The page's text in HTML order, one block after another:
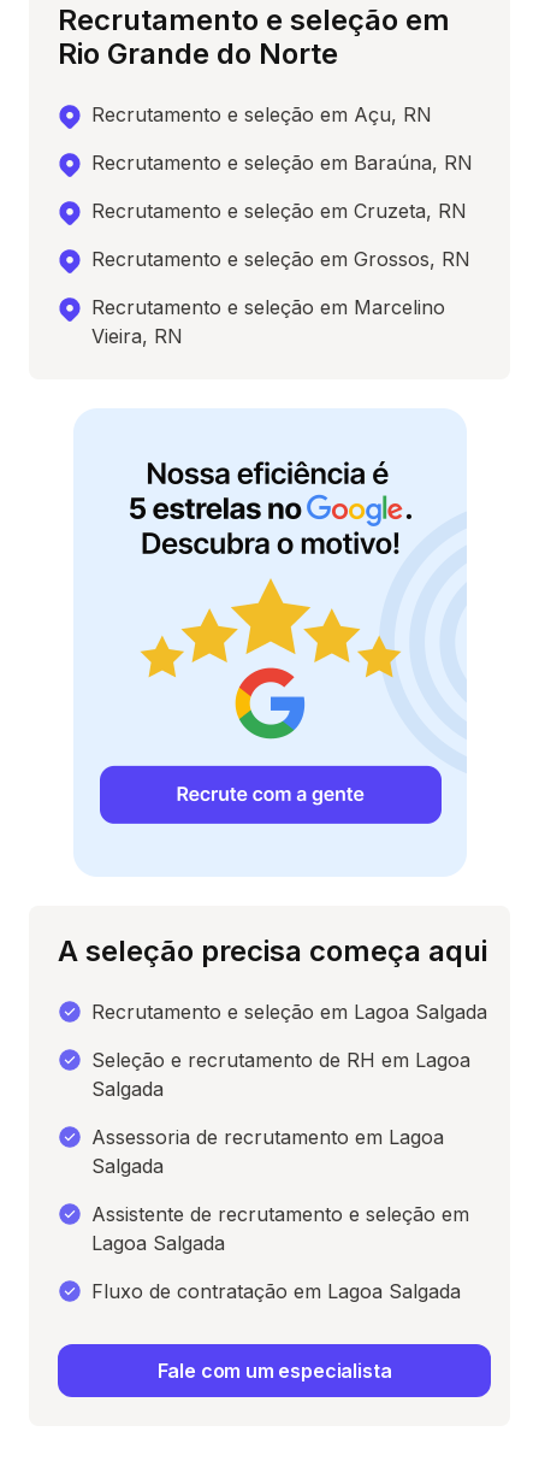
Recrutamento e seleção em
Rio Grande do Norte
Recrutamento e seleção em Açu, RN
Recrutamento e seleção em Baraúna, RN
Recrutamento e seleção em Cruzeta, RN
Recrutamento e seleção em Grossos, RN
Recrutamento e seleção em Marcelino
Vieira, RN
A seleção precisa começa aqui
Recrutamento e seleção em Lagoa Salgada
Seleção e recrutamento de RH em Lagoa
Salgada
Assessoria de recrutamento em Lagoa
Salgada
Assistente de recrutamento e seleção em
Lagoa Salgada
Fluxo de contratação em Lagoa Salgada
Fale com um especialista